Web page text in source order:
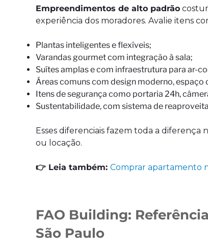
Empreendimentos de alto padrão
experiência dos moradores. Avalie itens
Plantas inteligentes e flexíveis;
Varandas gourmet com integração à sala;
Suítes amplas e com infraestrutura para ar-
Áreas comuns com design moderno,
Itens de segurança como portaria 24h,
Sustentabilidade, com sistema de
Esses diferenciais fazem toda a diferença
ou locação.
👉 Leia também: Comprar apartamento
FAO Building:
São Paulo